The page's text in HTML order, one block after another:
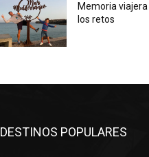
Memoria
los retos
DESTINOS POPULARES